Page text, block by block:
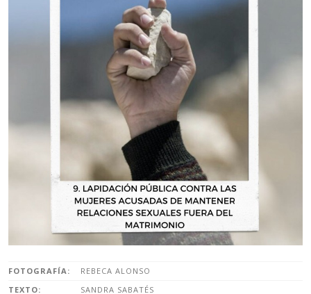
FOTOGRAFÍA:
REBECA ALONSO
TEXTO:
SANDRA SABATÉS